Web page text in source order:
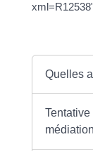
Quelles
médiation